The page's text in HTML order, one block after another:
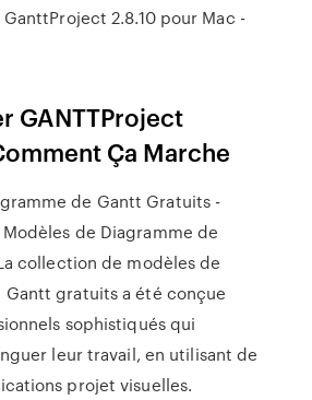
2.8.10 pour Mac -
GANTTProject
Ça Marche
de Gantt Gratuits -
de Diagramme de
collection de modèles de
Gantt gratuits a été conçue
sophistiqués qui
leur travail, en utilisant de
projet visuelles.